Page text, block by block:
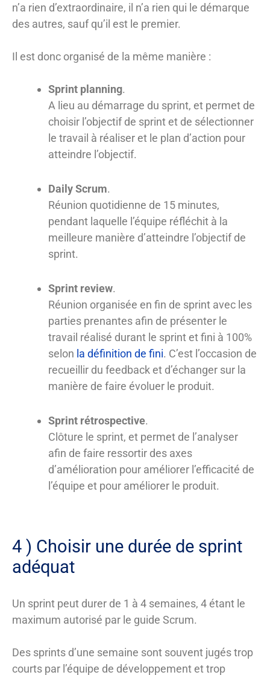
n’a rien d’extraordinaire, il n’a rien qui le démarque
des autres, sauf qu’il est le premier.
Il est donc organisé de la même manière :
Sprint planning.
A lieu au démarrage du sprint, et permet de
choisir l’objectif de sprint et de sélectionner
le travail à réaliser et le plan d’action pour
atteindre l’objectif.
Daily Scrum.
Réunion quotidienne de 15 minutes,
pendant laquelle l’équipe réfléchit à la
meilleure manière d’atteindre l’objectif de
sprint.
Sprint review.
Réunion organisée en fin de sprint avec les
parties prenantes afin de présenter le
travail réalisé durant le sprint et fini à 100%
selon la définition de fini. C’est l’occasion de
recueillir du feedback et d’échanger sur la
manière de faire évoluer le produit.
Sprint rétrospective.
Clôture le sprint, et permet de l’analyser
afin de faire ressortir des axes
d’amélioration pour améliorer l’efficacité de
l’équipe et pour améliorer le produit.
4 ) Choisir une durée de sprint
adéquat
Un sprint peut durer de 1 à 4 semaines, 4 étant le
maximum autorisé par le guide Scrum.
Des sprints d’une semaine sont souvent jugés trop
courts par l’équipe de développement et trop